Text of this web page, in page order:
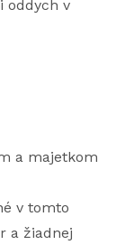
oddych v
a majetkom
v tomto
a žiadnej